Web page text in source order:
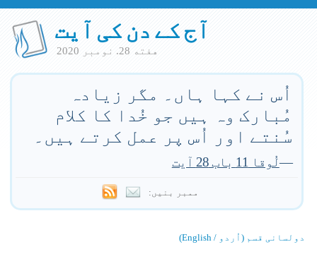
آج کے دن کی آیت
هفته 28. نومبر 2020
اُس نے کہا ہاں۔ مگر زیادہ
مُبارک وہ ہیں جو خُدا کا کلام
سُنتے اور اُس پر عمل کرتے ہیں۔
—لُوقا 11 باب 28 آیت
ممبر بنیں:
دولسانی قسم (اُردو / English)